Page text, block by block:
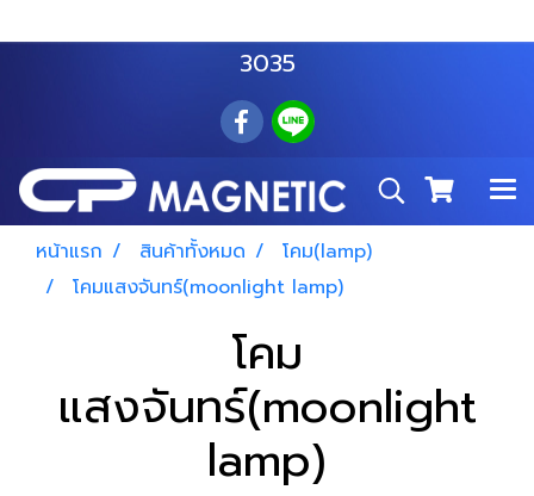
3035
หน้าแรก สินค้าทั้งหมด
โคม(lamp)
โคมแสงจันทร์(moonlight lamp)
โคม
แสงจันทร์(moonlight
lamp)